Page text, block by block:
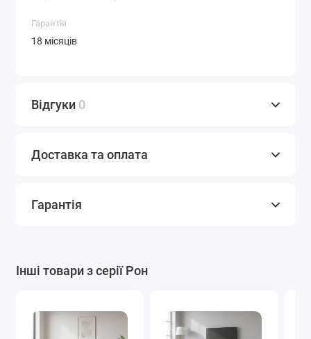
Гарантія
18 місяців
Відгуки 0
Доставка та оплата
Гарантія
Інші товари з серії Рон